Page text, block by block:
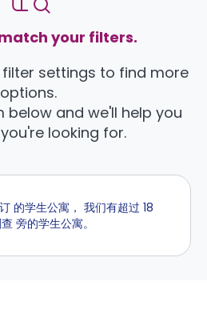
your filters.
settings to find more
options.
below and we'll help you
looking for.
的学生公寓， 我们有超过 18
旁的学生公寓。